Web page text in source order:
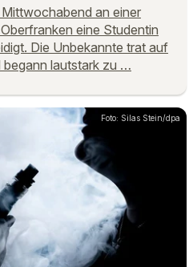
an einer
eine Studentin
Die Unbekannte trat auf
begann lautstark zu …
Foto: Silas Stein/dpa